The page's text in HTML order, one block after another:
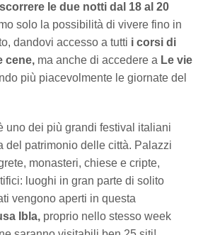
le due notti dal 18 al 20
solo la possibilità di vivere fino in
dandovi accesso a tutti i corsi di
cene, ma anche di accedere a Le vie
più piacevolmente le giornate del
uno dei più grandi festival italiani
del patrimonio delle città. Palazzi
monasteri, chiese e cripte,
luoghi in gran parte di solito
vengono aperti in questa
Ibla, proprio nello stesso week